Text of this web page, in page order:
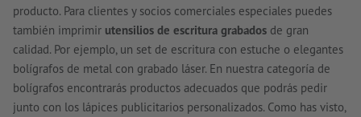
producto. Para clientes y socios comerciales especiales puedes
también imprimir utensilios de escritura grabados de gran
calidad. Por ejemplo, un set de escritura con estuche o elegantes
bolígrafos de metal con grabado láser. En nuestra categoría de
bolígrafos encontrarás productos adecuados que podrás pedir
junto con los lápices publicitarios personalizados. Como has visto,